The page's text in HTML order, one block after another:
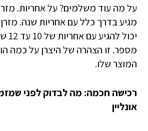
מספר. זו הצהרה של היצרן על כמה
המוצר שלו.
רכישה חכמה: מה לבדוק לפני
אונליין